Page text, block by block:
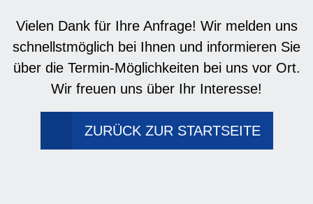
Vielen Dank für Ihre Anfrage! Wir melden uns
schnellstmöglich bei Ihnen und informieren Sie
über die Termin-Möglichkeiten bei uns vor Ort.
Wir freuen uns über Ihr Interesse!
ZURÜCK ZUR STARTSEITE